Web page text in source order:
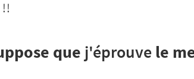
!!
que j'éprouvele